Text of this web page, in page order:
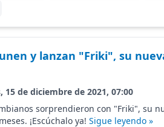
y lanzan "Friki", su
15 de diciembre de 2021, 07:00
sorprendieron con "Friki", su
¡Escúchalo ya! Sigue leyendo »